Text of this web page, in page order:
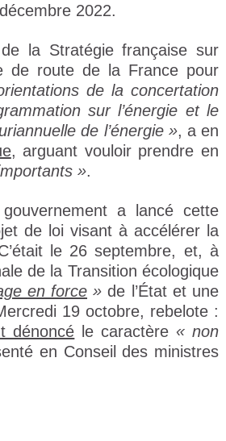
2022.
la Stratégie française sur
de route de la France pour
de la concertation
sur l’énergie et le
de l’énergie », a en
, arguant vouloir prendre en
».
a lancé cette
de loi visant à accélérer la
le 26 septembre, et, à
de la Transition écologique
en force » de l’État et une
19 octobre, rebelote :
dénoncé le caractère « non
en Conseil des ministres